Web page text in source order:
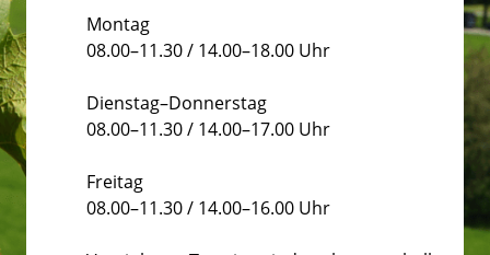
Montag
08.00–11.30 / 14.00–18.00 Uhr
Dienstag–Donnerstag
08.00–11.30 / 14.00–17.00 Uhr
Freitag
08.00–11.30 / 14.00–16.00 Uhr